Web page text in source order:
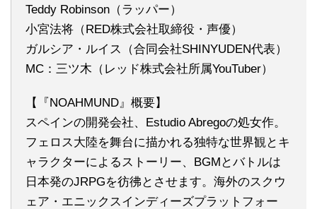
Teddy Robinson（ラッパー）
小宮法将（RED株式会社取締役・声優）
ガルシア・ルイス（合同会社SHINYUDEN代表）
MC：三ツ木（レッド株式会社所属YouTuber）
【『NOAHMUND』概要】
スペインの開発会社、Estudio Abregoの処女作。
フェロス大陸を舞台に描かれる独特な世界観とキ
ャラクターによるストーリー、BGMとバトルは
日本発のJRPGを彷彿とさせます。海外のスクウ
ェア・エニックスインディーズプラットフォー